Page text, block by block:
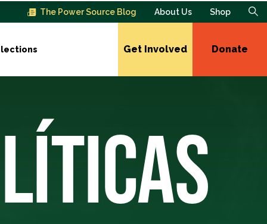
The Power Source Blog About Us Shop
Get Involved Donate